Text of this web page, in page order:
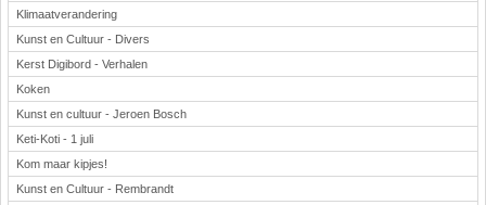
Klimaatverandering
Kunst en Cultuur - Divers
Kerst Digibord - Verhalen
Koken
Kunst en cultuur - Jeroen Bosch
Keti-Koti - 1 juli
Kom maar kipjes!
Kunst en Cultuur - Rembrandt